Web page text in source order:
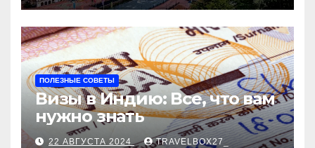
ПОЛЕЗНЫЕ СОВЕТЫ
Визы в Индию: Все, что вам
нужно знать
22 АВГУСТА 2024 TRAVELBOX27_